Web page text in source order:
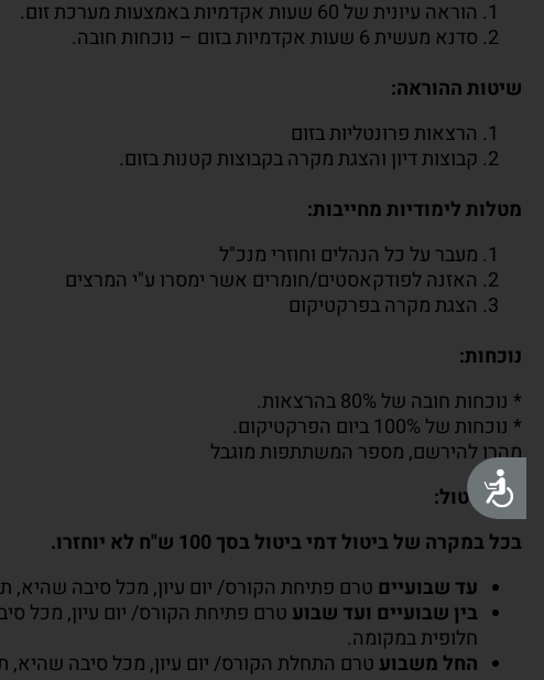
נגישות
הוראה עיונית של 60 שעות אקדמיות באמצעות מערכת זום.
סדנא מעשית 6 שעות אקדמיות בזום – נוכחות חובה.
שיטות ההוראה:
הרצאות פרונטליות בזום
קבוצות דיון והצגת מקרה בקבוצות קטנות בזום.
מטלות לימודיות מחייבות:
מעבר על כל הנהלים וחוזרי מנכ"ל
האזנה לפודקאסטים/חומרים אשר ימסרו ע"י המרצים
הצגת מקרה בפרקטיקום
נוכחות:
* נוכחות חובה של 80% בהרצאות.
* נוכחות של 100% ביום הפרקטיקום.
מהרו להירשם, מספר המשתתפות מוגבל
דמי ביטול:
בכל במקרה של ביטול דמי ביטול בסך 100 ש"ח לא יוחזרו.
עד שבועיים טרם פתיחת הקורס/ יום עיון, מכל סיבה שהיא, תחויב המשתתפת
בין שבועיים ועד שבוע
חלופית במקומה.
החל משבוע טרם התחלת הקורס/ יום עיון, מכל סיבה